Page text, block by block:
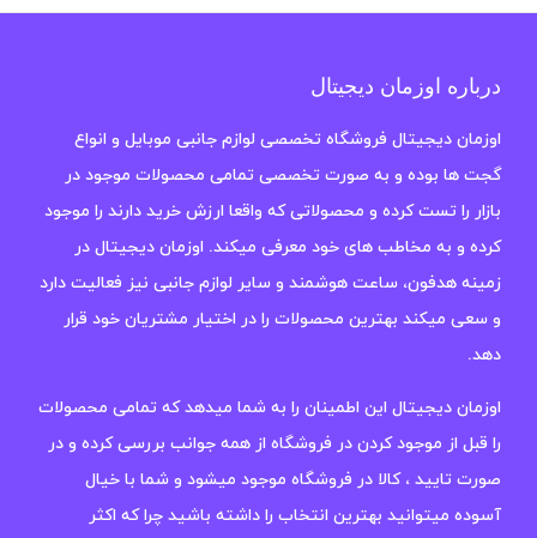
درباره اوزمان دیجیتال
اوزمان دیجیتال فروشگاه تخصصی لوازم جانبی موبایل و انواع
گجت ها بوده و به صورت تخصصی تمامی محصولات موجود در
بازار را تست کرده و محصولاتی که واقعا ارزش خرید دارند را موجود
کرده و به مخاطب های خود معرفی میکند. اوزمان دیجیتال در
زمینه هدفون، ساعت هوشمند و سایر لوازم جانبی نیز فعالیت دارد
و سعی میکند بهترین محصولات را در اختیار مشتریان خود قرار
دهد.
اوزمان دیجیتال این اطمینان را به شما میدهد که تمامی محصولات
را قبل از موجود کردن در فروشگاه از همه جوانب بررسی کرده و در
صورت تایید ، کالا در فروشگاه موجود میشود و شما با خیال
آسوده میتوانید بهترین انتخاب را داشته باشید چرا که اکثر